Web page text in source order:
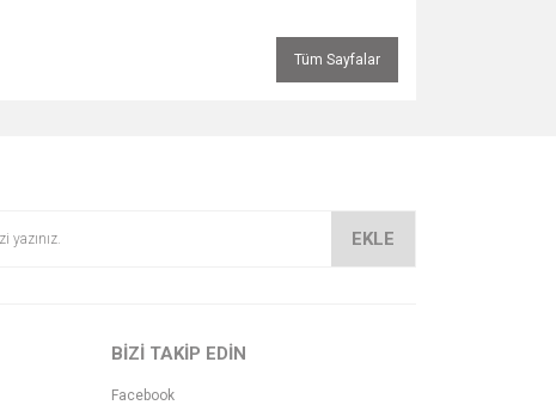
Tüm Sayfalar
EKLE
BİZİ TAKİP EDİN
Facebook